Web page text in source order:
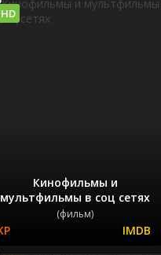
Кинофильмы и
мультфильмы в соц сетях
(фильм)
HD